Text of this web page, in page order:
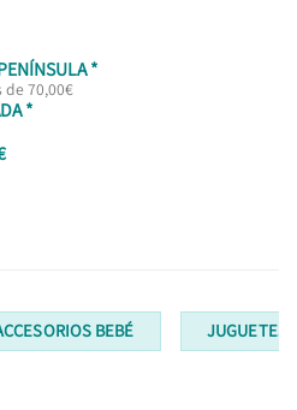
*
de 70,00€
*
BEBÉ JUGUETES